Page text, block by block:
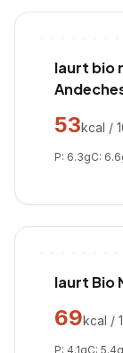
Iaurt bio
53kcal /
P: 6.3gC: 6.6
Iaurt Bio
69kcal /
P: 4.1gC: 5.4g